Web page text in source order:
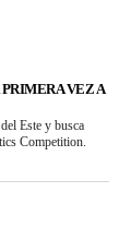
VEZ A
Este y busca
Competition.